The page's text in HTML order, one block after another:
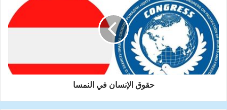
حقوق الإنسان في النمسا